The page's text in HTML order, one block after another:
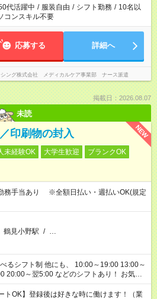
代活躍中 / 服装自由 / シフト勤務 / 10名以
コンスキル不要
応募する 詳細へ
シング株式会社 メディカルケア事業部 ナース派遣
掲載日：2026.08.07
未読
NEW
印刷物の封入
未経験OK 大学生歓迎
ブランクOK
務手当あり ※全額日払い・週払いOK(規定
鶴見小野駅 / …
10:00～19:00 13:00～
などのシフトあり！ お気軽
トOK】登録後は好きな時に働けます！（業